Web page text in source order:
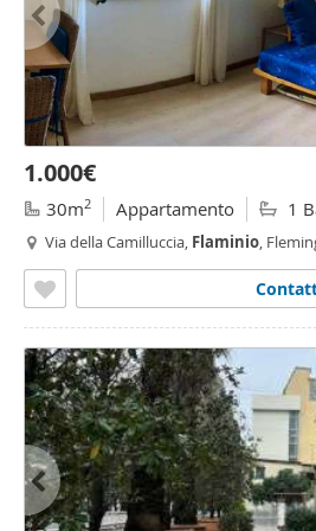
1.000€
30m2 Appartamento 1
Via della Camilluccia, Flaminio,